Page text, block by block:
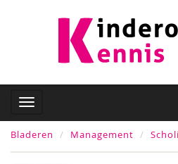
Bladeren Management